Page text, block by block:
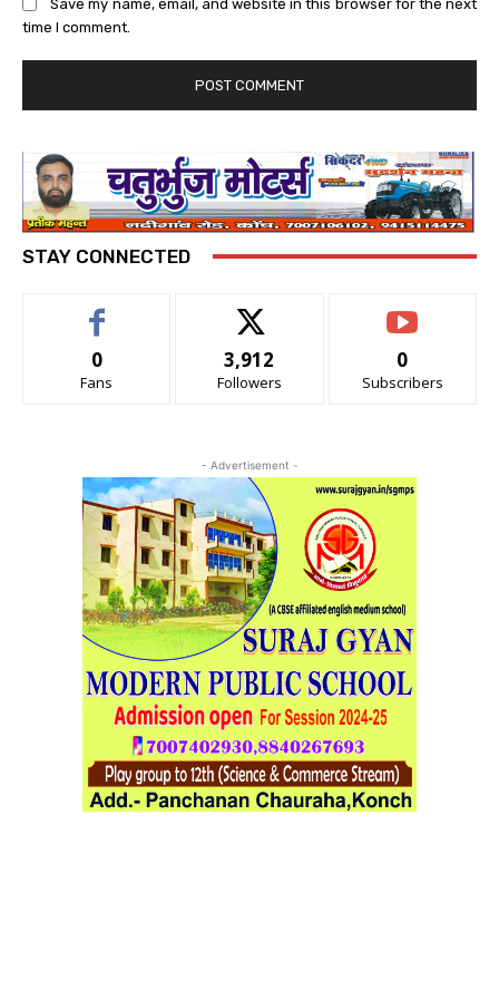
Save my name, email, and website in this browser for the next
time I comment.
STAY CONNECTED
0
Fans
3,912
Followers
0
Subscribers
- Advertisement -